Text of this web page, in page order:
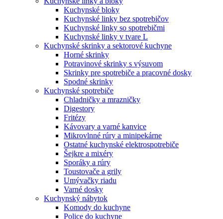
Kuchynské bloky
Kuchynské linky bez spotrebičov
Kuchynské linky so spotrebičmi
Kuchynské linky v tvare L
Kuchynské skrinky a sektorové kuchyne
Horné skrinky
Potravinové skrinky s výsuvom
Skrinky pre spotrebiče a pracovné dosky
Spodné skrinky
Kuchynské spotrebiče
Chladničky a mrazničky
Digestory
Fritézy
Kávovary a varné kanvice
Mikrovlnné rúry a minipekárne
Ostatné kuchynské elektrospotrebiče
Šejkre a mixéry
Sporáky a rúry
Toustovače a grily
Umývačky riadu
Varné dosky
Kuchynský nábytok
Komody do kuchyne
Police do kuchyne